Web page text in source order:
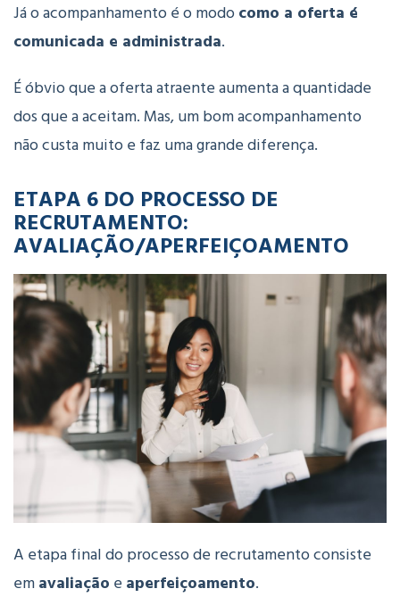
Já o acompanhamento é o modocomo a oferta é
comunicada e administrada.
É óbvio que a oferta atraente aumenta a quantidade
dos que a aceitam. Mas, um bom acompanhamento
não custa muito e faz uma grande diferença.
ETAPA 6 DO PROCESSO DE
RECRUTAMENTO:
AVALIAÇÃO/APERFEIÇOAMENTO
A etapa final do processo de recrutamento consiste
emavaliação e aperfeiçoamento.